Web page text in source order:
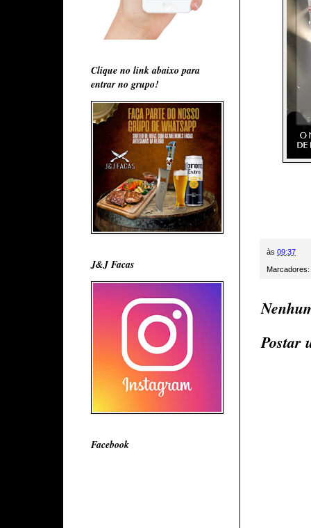
às 09:37
Marcadores:
Postar
Clique no link abaixo para
entrar no grupo!
J&J Facas
Facebook